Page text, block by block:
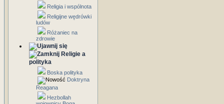
Religia i wspólnota
Religijne wędrówki
ludów
Różaniec na
zdrowie
Religie a
polityka
Boska polityka
Doktryna
Reagana
Hezbollah